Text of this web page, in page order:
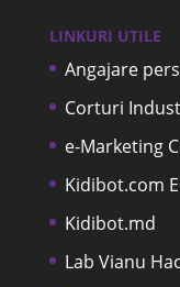
LINKURI UTILE
Angajare
Corturi
e-Marketing
Kidibot.com
Kidibot.md
Lab Vianu